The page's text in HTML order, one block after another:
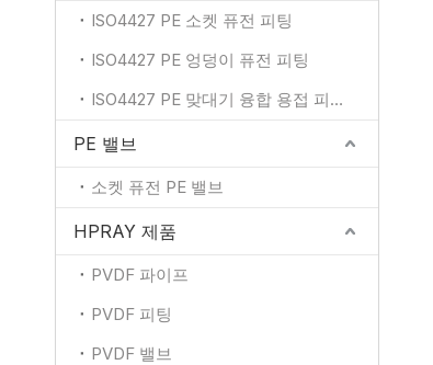
ISO4427 PE 소켓 퓨전 피팅
ISO4427 PE 엉덩이 퓨전 피팅
ISO4427 PE 맞대기 융합 용접 피팅
PE 밸브
소켓 퓨전 PE 밸브
HPRAY 제품
PVDF 파이프
PVDF 피팅
PVDF 밸브